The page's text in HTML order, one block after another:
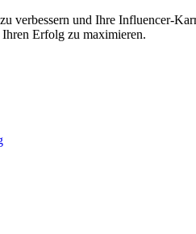
verbessern und Ihre Influencer-
Erfolg zu maximieren.